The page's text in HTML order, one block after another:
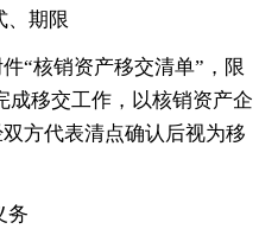
、期限
“核销资产移交清单”，限
成移交工作，以核销资产企
方代表清点确认后视为移
务